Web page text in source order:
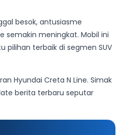
besok, antusiasme
semakin meningkat. Mobil ini
pilihan terbaik di segmen SUV
Hyundai Creta N Line. Simak
berita terbaru seputar